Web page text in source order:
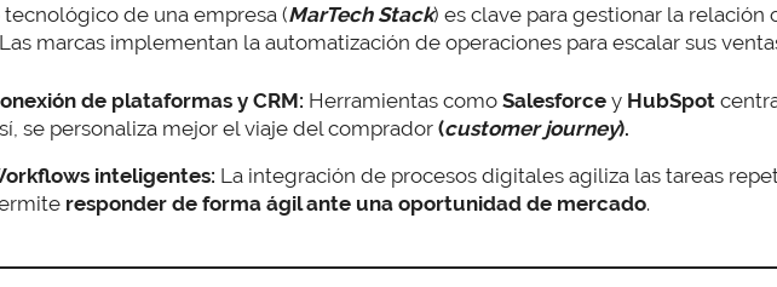
tecnológico de una empresa (MarTech Stack) es clave para gestionar la
marcas implementan la automatización de operaciones para escalar sus
de plataformas y CRM: Herramientas como Salesforce y HubSpot
se personaliza mejor el viaje del comprador (customer journey).
inteligentes: La integración de procesos digitales agiliza las tareas
responder de forma ágil ante una oportunidad de mercado.